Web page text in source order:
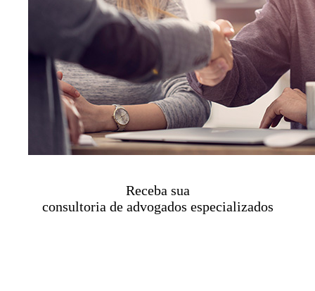
Receba sua
consultoria de advogados especializados